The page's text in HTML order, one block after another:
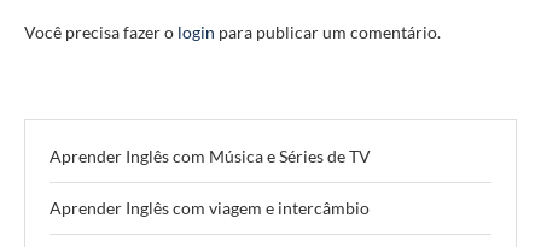
Você precisa fazer o login para publicar um comentário.
Aprender Inglês com Música e Séries de TV
Aprender Inglês com viagem e intercâmbio